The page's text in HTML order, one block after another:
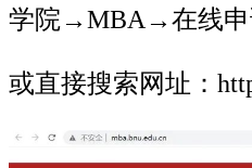
学院→MBA→在线
或直接搜索网址：